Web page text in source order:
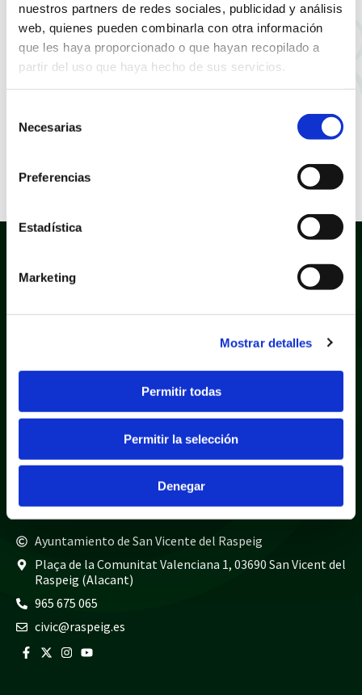
nuestros partners de redes sociales, publicidad y análisis
web, quienes pueden combinarla con otra información
que les haya proporcionado o que hayan recopilado a
partir del uso que haya hecho de sus servicios.
Necesarias
Preferencias
Estadística
Marketing
Mostrar detalles
Permitir todas
Permitir la selección
Denegar
Mapa web
Teléfonos de interés
Guardia civil
965 675 814
Ayuntamiento de San Vicente del Raspeig
Plaça de la Comunitat Valenciana 1, 03690 San Vicent del
Raspeig (Alacant)
965 675 065
civic@raspeig.es